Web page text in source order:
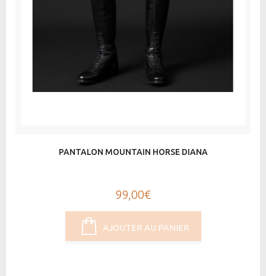
PANTALON MOUNTAIN HORSE DIANA
99,00€
AJOUTER AU PANIER